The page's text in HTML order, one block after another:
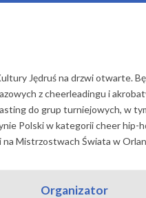
Jędruś na drzwi otwarte.
z cheerleadingu i
do grup turniejowych, w
Polski w kategorii cheer hip-
Mistrzostwach Świata w
Organizator